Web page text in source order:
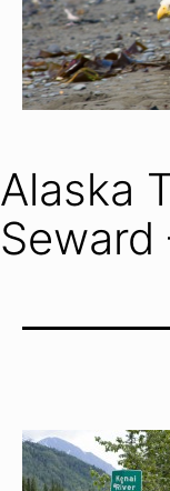
Alaska
Seward